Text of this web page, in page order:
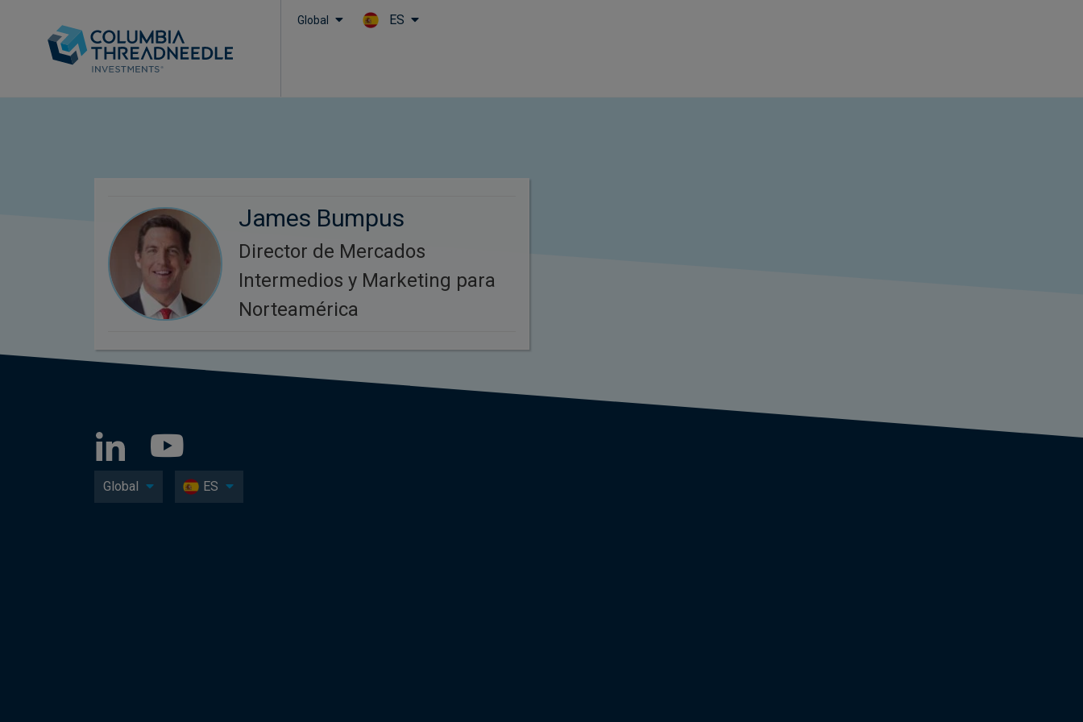
Global ES
James Bumpus
Director de Mercados
Intermedios y Marketing para
Norteamérica
Global ES